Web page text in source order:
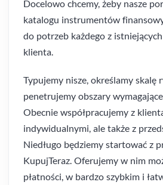
Docelowo chcemy, żeby nasze
katalogu instrumentów
do potrzeb każdego z
klienta.
Typujemy nisze, określamy skalę
penetrujemy obszary
Obecnie współpracujemy z
indywidualnymi, ale także z
Niedługo będziemy startować z
KupujTeraz. Oferujemy w nim
płatności, w bardzo szybkim i